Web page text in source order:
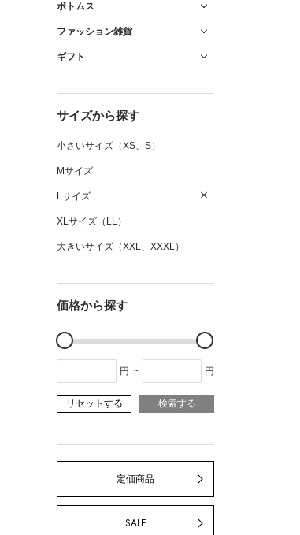
ボトムス
ファッション雑貨
ギフト
サイズから探す
小さいサイズ（XS、S）
Mサイズ
Lサイズ
XLサイズ（LL）
大きいサイズ（XXL、XXXL）
価格から探す
円 ~ 円
リセットする 検索する
定価商品
SALE